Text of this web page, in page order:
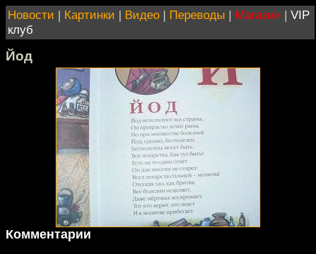
Новости | Картинки | Видео | Переводы | Магазин | VIP
клуб
Йод
Комментарии